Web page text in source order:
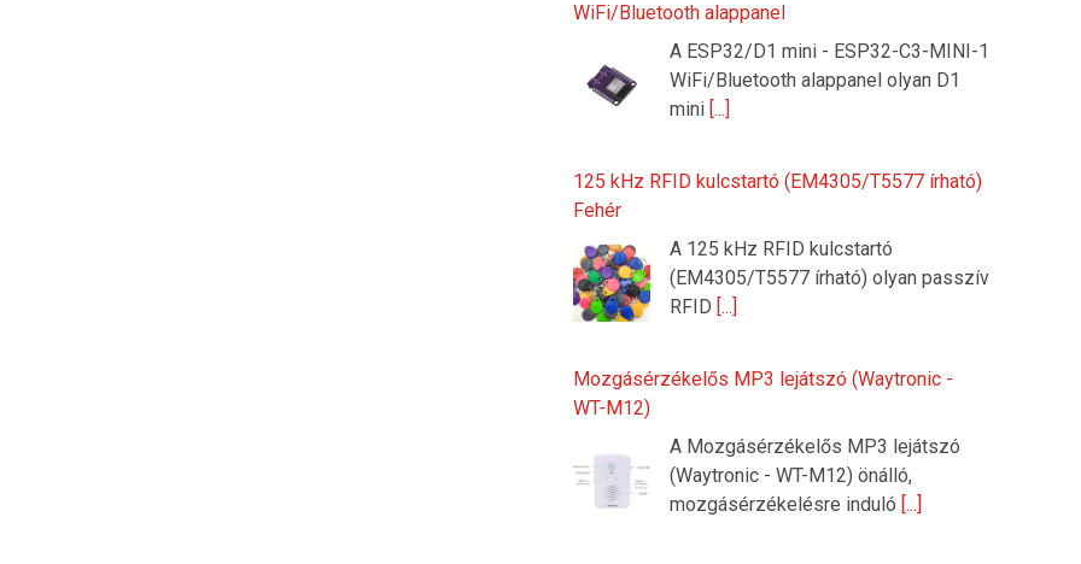
Always activeWiFi/Bluetooth alappanel
A ESP32/D1 mini - ESP32-C3-MINI-1
WiFi/Bluetooth alappanel olyan D1
mini [...]
125 kHz RFID kulcstartó (EM4305/T5577 írható)
Fehér
A 125 kHz RFID kulcstartó
(EM4305/T5577 írható) olyan passzív
RFID [...]
Mozgásérzékelős MP3 lejátszó (Waytronic -
WT-M12)
A Mozgásérzékelős MP3 lejátszó
(Waytronic - WT-M12) önálló,
mozgásérzékelésre induló [...]